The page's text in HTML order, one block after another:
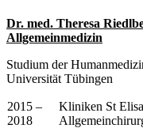
Dr. med. Theresa
Allgemeinmedizin
Studium der
Universität Tübingen
2015 –
2018
Kliniken St